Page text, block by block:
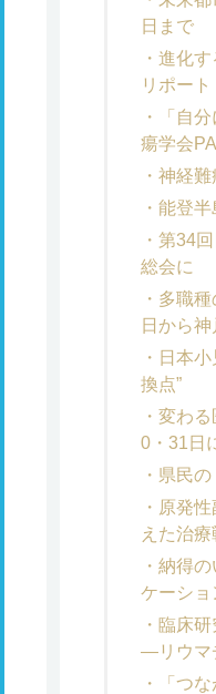
日まで
進化
リポー
「自
瘍学会
神経
能登半
第34
総会に
多職
日から
日本
換点”
変わ
0・31日
県民
原発
えた治
納得
ケーショ
臨床
―リウマ
「つ